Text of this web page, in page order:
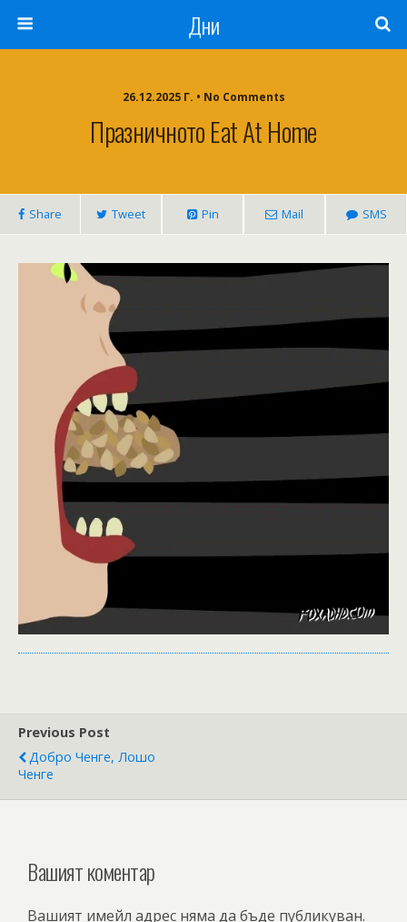
Дни
26.12.2025 Г. • No Comments
Празничното Eat At Home
Share Tweet Pin Mail SMS
Previous Post
Добро Ченге, Лошо
Ченге
Вашият коментар
Вашият имейл адрес няма да бъде публикуван.